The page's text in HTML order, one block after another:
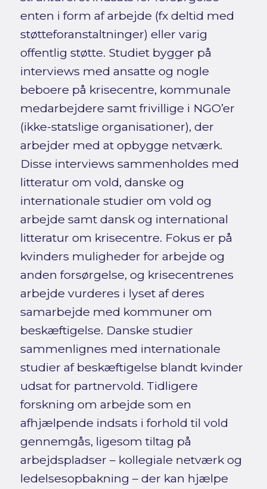
enten i form af arbejde (fx deltid med
støtteforanstaltninger) eller varig
offentlig støtte. Studiet bygger på
interviews med ansatte og nogle
beboere på krisecentre, kommunale
medarbejdere samt frivillige i NGO’er
(ikke-statslige organisationer), der
arbejder med at opbygge netværk.
Disse interviews sammenholdes med
litteratur om vold, danske og
internationale studier om vold og
arbejde samt dansk og international
litteratur om krisecentre. Fokus er på
kvinders muligheder for arbejde og
anden forsørgelse, og krisecentrenes
arbejde vurderes i lyset af deres
samarbejde med kommuner om
beskæftigelse. Danske studier
sammenlignes med internationale
studier af beskæftigelse blandt kvinder
udsat for partnervold. Tidligere
forskning om arbejde som en
afhjælpende indsats i forhold til vold
gennemgås, ligesom tiltag på
arbejdspladser – kollegiale netværk og
ledelsesopbakning – der kan hjælpe